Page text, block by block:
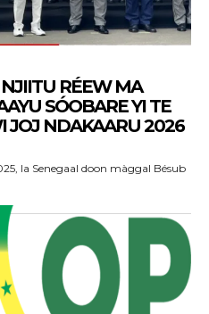
RÉEW MA
SÓOBARE YI TE
JOJ NDAKAARU 2026
la Senegaal doon màggal Bésub